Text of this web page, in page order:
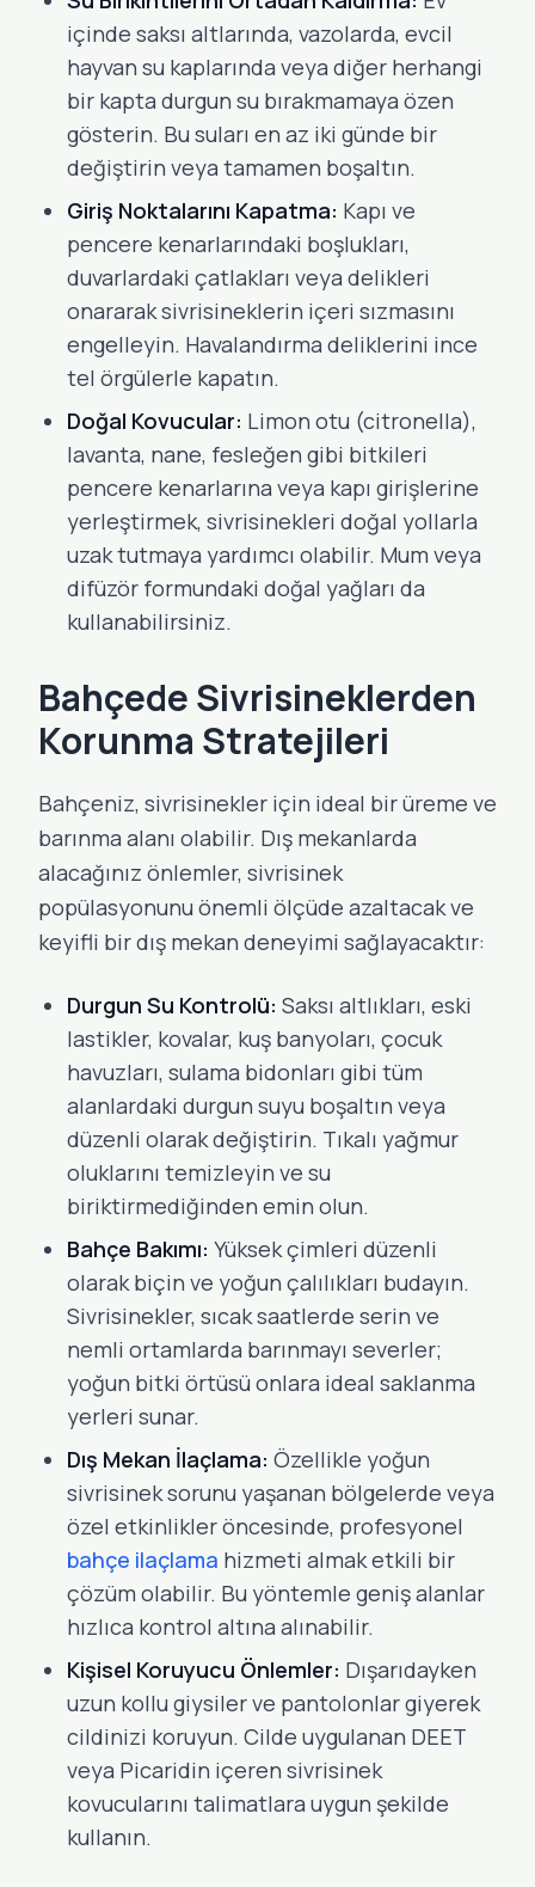
içinde saksı altlarında, vazolarda, evcil
hayvan su kaplarında veya diğer herhangi
bir kapta durgun su bırakmamaya özen
gösterin. Bu suları en az iki günde bir
değiştirin veya tamamen boşaltın.
Giriş Noktalarını Kapatma: Kapı ve
pencere kenarlarındaki boşlukları,
duvarlardaki çatlakları veya delikleri
onararak sivrisineklerin içeri sızmasını
engelleyin. Havalandırma deliklerini ince
tel örgülerle kapatın.
Doğal Kovucular: Limon otu (citronella),
lavanta, nane, fesleğen gibi bitkileri
pencere kenarlarına veya kapı girişlerine
yerleştirmek, sivrisinekleri doğal yollarla
uzak tutmaya yardımcı olabilir. Mum veya
difüzör formundaki doğal yağları da
kullanabilirsiniz.
Bahçede Sivrisineklerden
Korunma Stratejileri
Bahçeniz, sivrisinekler için ideal bir üreme ve
barınma alanı olabilir. Dış mekanlarda
alacağınız önlemler, sivrisinek
popülasyonunu önemli ölçüde azaltacak ve
keyifli bir dış mekan deneyimi sağlayacaktır:
Durgun Su Kontrolü: Saksı altlıkları, eski
lastikler, kovalar, kuş banyoları, çocuk
havuzları, sulama bidonları gibi tüm
alanlardaki durgun suyu boşaltın veya
düzenli olarak değiştirin. Tıkalı yağmur
oluklarını temizleyin ve su
biriktirmediğinden emin olun.
Bahçe Bakımı: Yüksek çimleri düzenli
olarak biçin ve yoğun çalılıkları budayın.
Sivrisinekler, sıcak saatlerde serin ve
nemli ortamlarda barınmayı severler;
yoğun bitki örtüsü onlara ideal saklanma
yerleri sunar.
Dış Mekan İlaçlama: Özellikle yoğun
sivrisinek sorunu yaşanan bölgelerde veya
özel etkinlikler öncesinde, profesyonel
bahçe ilaçlama hizmeti almak etkili bir
çözüm olabilir. Bu yöntemle geniş alanlar
hızlıca kontrol altına alınabilir.
Kişisel Koruyucu Önlemler: Dışarıdayken
uzun kollu giysiler ve pantolonlar giyerek
cildinizi koruyun. Cilde uygulanan DEET
veya Picaridin içeren sivrisinek
kovucularını talimatlara uygun şekilde
kullanın.